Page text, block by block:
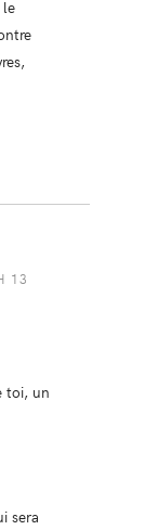
le
13
toi, un
sera